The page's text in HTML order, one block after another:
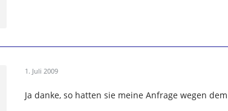
1. Juli 2009
Ja danke, so hatten sie meine Anfrage wegen